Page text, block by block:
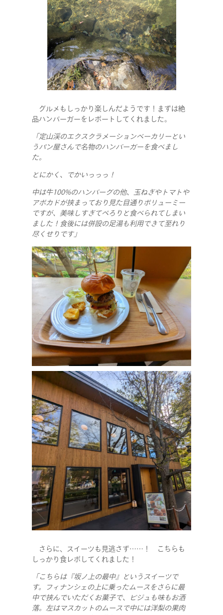
グルメもしっかり楽しんだようです！まずは絶
品ハンバーガーをレポートしてくれました。
「定山渓のエクスクラメーションベーカリーとい
うパン屋さんで名物のハンバーガーを食べまし
た。
とにかく、でかいっっっ！
中は牛100%のハンバーグの他、玉ねぎやトマトや
アボカドが挟まっており見た目通りボリューミー
ですが、美味しすぎてぺろりと食べられてしまい
ました！食後には併設の足湯も利用できて至れり
尽くせりです」
さらに、スイーツも見逃さず……！ こちらも
しっかり食レポしてくれました！
「こちらは『坂ノ上の最中』というスイーツで
す。フィナンシェの上に乗ったムースをさらに最
中で挟んでいただくお菓子で、ビジュも味もお洒
落。左はマスカットのムースで中には洋梨の果肉